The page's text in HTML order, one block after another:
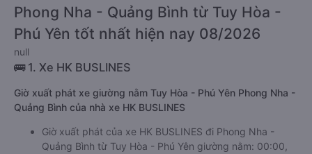
Phong Nha - Quảng Bình từ Tuy Hòa -
Phú Yên tốt nhất hiện nay 08/2026
null
🚌 1. Xe HK BUSLINES
Giờ xuất phát xe giường nằm Tuy Hòa - Phú Yên Phong Nha -
Quảng Bình của nhà xe HK BUSLINES
Giờ xuất phát của xe HK BUSLINES đi Phong Nha -
Quảng Bình từ Tuy Hòa - Phú Yên giường nằm: 00:00,